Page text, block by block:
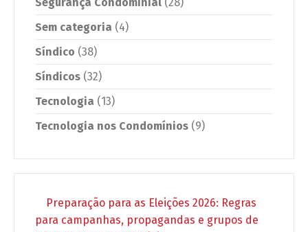
Sem categoria (4)
Síndico (38)
Síndicos (32)
Tecnologia (13)
Tecnologia nos Condomínios (9)
Preparação para as Eleições 2026: Regras
para campanhas, propagandas e grupos de